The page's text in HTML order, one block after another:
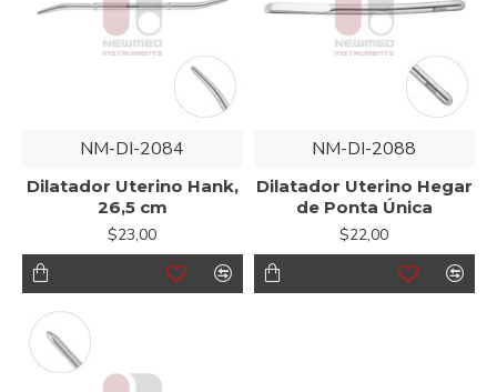
NM-DI-2084
Dilatador Uterino Hank,
26,5 cm
$23,00
NM-DI-2088
Dilatador Uterino Hegar
de Ponta Única
$22,00